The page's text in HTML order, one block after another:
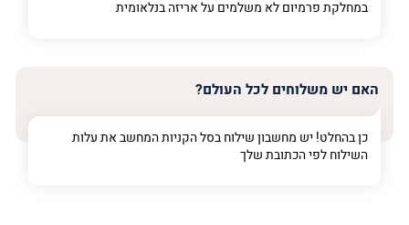
במחלקת פרמיוםלא משלמים על אריזה בנלאומית
האם יש משלוחים לכל העולם?
כן בהחלט! יש מחשבון שילוח בסל הקניות המחשב את עלות
השילוח לפי הכתובת שלך